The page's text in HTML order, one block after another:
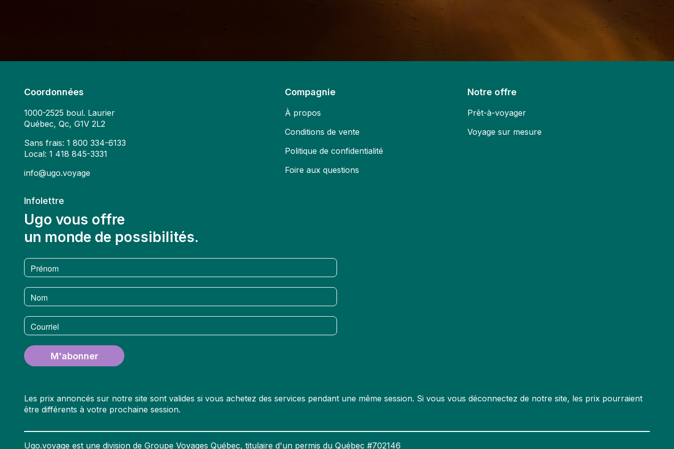
Coordonnées
1000-2525 boul. Laurier
Québec, Qc, G1V 2L2
Sans frais: 1 800 334-6133
Local: 1 418 845-3331
info@ugo.voyage
Compagnie
À propos
Conditions de vente
Politique de confidentialité
Foire aux questions
Notre offre
Prêt-à-voyager
Voyage sur mesure
Infolettre
Ugo vous offre
un monde de possibilités.
Prénom
Nom
Courriel
M'abonner
Les prix annoncés sur notre site sont valides si vous achetez des services pendant une même session. Si vous vous déconnectez de notre site, les prix pourraient
être différents à votre prochaine session.
Ugo.voyage est une division de Groupe Voyages Québec, titulaire d'un permis du Québec #702146